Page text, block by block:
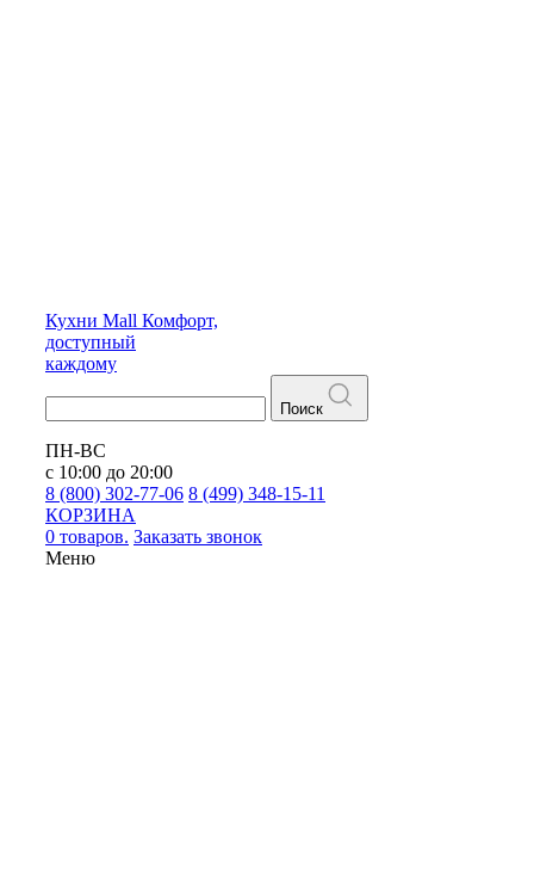
Кухни Mall Комфорт,
доступный
каждому
Поиск
ПН-ВС
с 10:00 до 20:00
8 (800) 302-77-06 8 (499) 348-15-11
КОРЗИНА
0 товаров. Заказать звонок
Меню